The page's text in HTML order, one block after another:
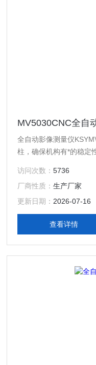
MV5030CNC全自
全自动影像测量仪
柱，确保机构有*的稳定
无牙导杆，精度高、无
直流伺服电机 4.高解析
保拥有高质量的测量画面
访问次数：5736
厂商性质：生产厂家
更新日期： 2026-07-16
查看详情